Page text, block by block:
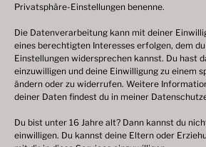
Privatsphäre-Einstellungen benenne.
Die Datenverarbeitung kann mit deiner
eines berechtigten Interesses erfolgen, dem
Einstellungen widersprechen kannst. Du hast
einzuwilligen und deine Einwilligung zu einem
ändern oder zu widerrufen. Weitere
deiner Daten findest du in meiner
Du bist unter 16 Jahre alt? Dann kannst du
einwilligen. Du kannst deine Eltern oder
© 2003 – 2025 nilsbenthien.de,
|Cookie-Richtlinie EU|Impressum